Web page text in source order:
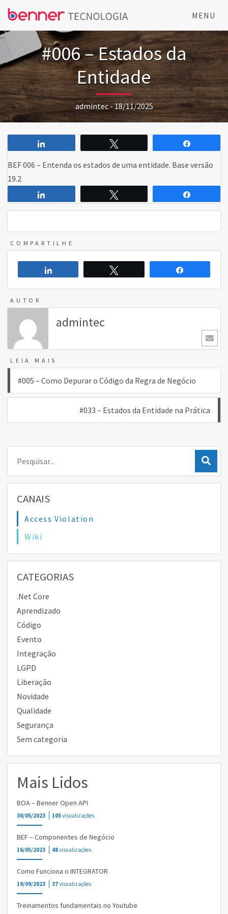
MENU
#006 – Estados da
Entidade
admintec - 18/11/2025
BEF 006 – Entenda os estados de uma entidade. Base versão
19.2
COMPARTILHE
AUTOR
admintec
LEIA MAIS
Navegação
de
#005 – Como Depurar o Código da Regra de Negócio
#033 – Estados da Entidade na Prática
CANAIS
Access Violation
Wiki
CATEGORIAS
.Net Core
Aprendizado
Código
Evento
Integração
LGPD
Liberação
Novidade
Qualidade
Segurança
Sem categoria
Mais Lidos
BOA – Benner Open API
30/05/2023 105visualizações
BEF – Componentes de Negócio
16/05/2023 48visualizações
Como Funciona o INTEGRATOR
19/09/2023 37visualizações
Treinamentos fundamentais no Youtube